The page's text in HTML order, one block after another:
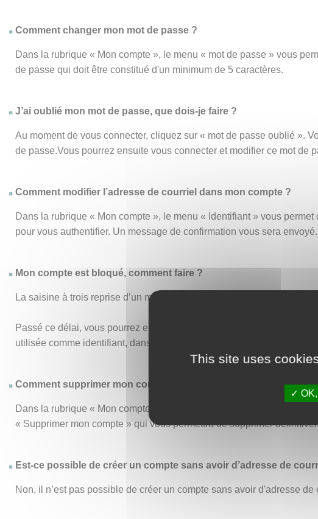
This site uses
OK,
Comment changer mon mot de passe ?
Dans la rubrique « Mon compte », le menu « mot de passe » vous
de passe qui doit être constitué d'un minimum de 5 caractères.
J’ai oublié mon mot de passe, que dois-je faire ?
Au moment de vous connecter, cliquez sur « mot de passe oublié ».
de passe.Vous pourrez ensuite vous connecter et modifier ce mot de
Comment modifier l’adresse de courriel dans mon compte ?
Dans la rubrique « Mon compte », le menu « Identifiant » vous
pour vous authentifier. Un message de confirmation vous sera envoyé.
Mon compte est bloqué, comment faire ?
La saisine à trois reprise d’un mot de passe ou d’un identifiant
Passé ce délai, vous pourrez essayer de vous connecter de
utilisée comme identifiant, dans vos anciens accusés de réception
Comment supprimer mon compte ?
Dans la rubrique « Mon compte », le menu « Mon compte » vous
« Supprimer mon compte » qui vous permettra de supprimer
Est-ce possible de créer un compte sans avoir d’adresse de
Non, il n’est pas possible de créer un compte sans avoir d'adresse de